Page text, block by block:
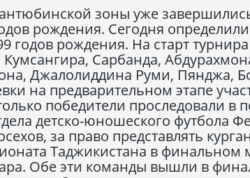
зоны уже
рождения. Сегодня
годов рождения. На старт
Сарбанда,
Джалолиддина Руми, Пянджа,
на предварительном этапе
победители проследовали
детско-юношеского футбола
за право представлять
Таджикистана в финальном
Обе эти команды вышли в